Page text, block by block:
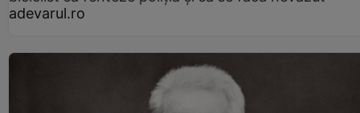
adevarul.ro